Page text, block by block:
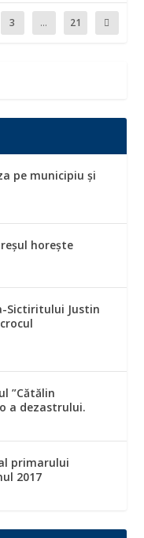
3 ... 21
pe municipiu și
horește
Sictiritului Justin
”Cătălin
a dezastrului.
primarului
2017